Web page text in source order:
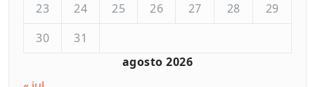
agosto 2026
23
24 25 26 27 28
29
30
31